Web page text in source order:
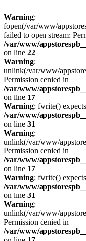
Warning:
fopen(/var/www/
failed to open stream:
/var/www/
on line 22
Warning:
unlink(/var/www/
Permission denied in
/var/www/
on line 17
Warning: fwrite()
/var/www/
on line 31
Warning:
unlink(/var/www/
Permission denied in
/var/www/
on line 17
Warning: fwrite()
/var/www/
on line 31
Warning:
unlink(/var/www/
Permission denied in
/var/www/